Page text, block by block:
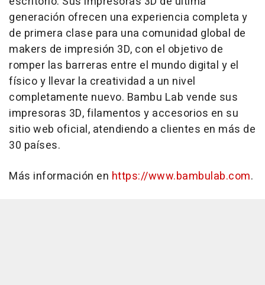
generación ofrecen una experiencia completa y
de primera clase para una comunidad global de
makers de impresión 3D, con el objetivo de
romper las barreras entre el mundo digital y el
físico y llevar la creatividad a un nivel
completamente nuevo. Bambu Lab vende sus
impresoras 3D, filamentos y accesorios en su
sitio web oficial, atendiendo a clientes en más de
30 países.
Más información en https://www.bambulab.com.